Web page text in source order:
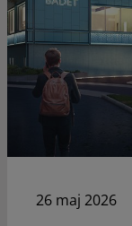
26 maj 2026